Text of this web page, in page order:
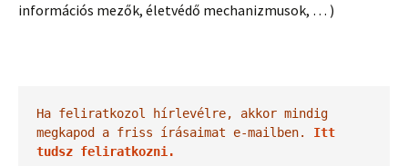
információs mezők, életvédő mechanizmusok, … )
Ha feliratkozol hírlevélre, akkor mindig
megkapod a friss írásaimat e-mailben. Itt
tudsz feliratkozni.